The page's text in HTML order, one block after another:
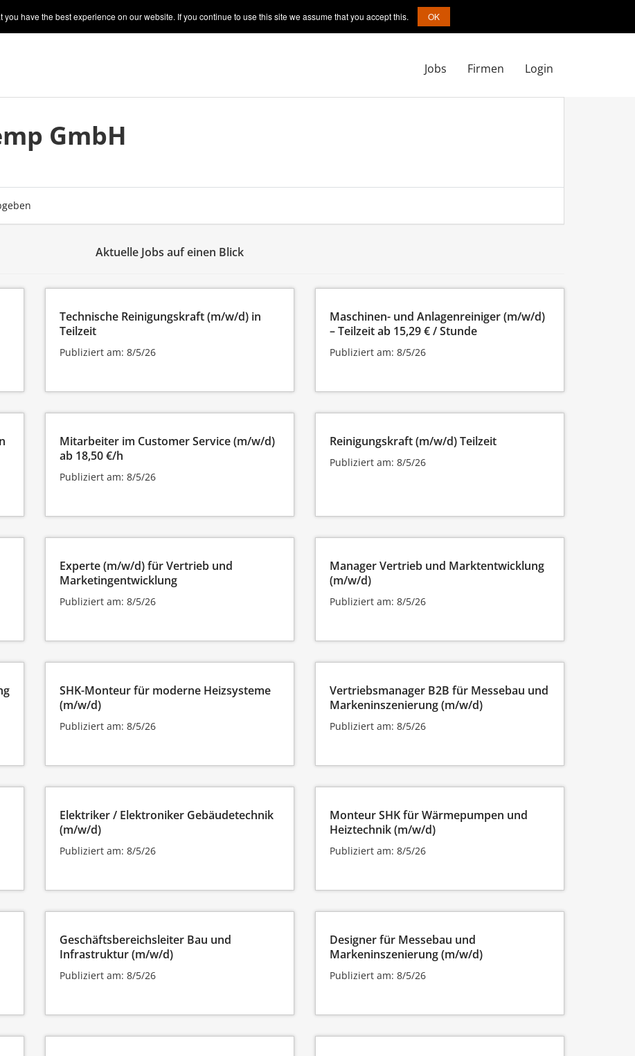
Login
Jobs Firmen
GmbH
Aktuelle Jobs auf einen Blick
Technische Reinigungskraft (m/w/d) in
Teilzeit
Publiziert am: 8/5/26
Maschinen- und Anlagenreiniger (m/w/d)
– Teilzeit ab 15,29 € / Stunde
Publiziert am: 8/5/26
Mitarbeiter im Customer Service (m/w/d)
ab 18,50 €/h
Publiziert am: 8/5/26
Reinigungskraft (m/w/d) Teilzeit
Publiziert am: 8/5/26
Experte (m/w/d) für Vertrieb und
Marketingentwicklung
Publiziert am: 8/5/26
Manager Vertrieb und Marktentwicklung
(m/w/d)
Publiziert am: 8/5/26
SHK-Monteur für moderne Heizsysteme
(m/w/d)
Publiziert am: 8/5/26
Vertriebsmanager B2B für Messebau und
Markeninszenierung (m/w/d)
Publiziert am: 8/5/26
Elektriker / Elektroniker Gebäudetechnik
(m/w/d)
Publiziert am: 8/5/26
Monteur SHK für Wärmepumpen und
Heiztechnik (m/w/d)
Publiziert am: 8/5/26
Geschäftsbereichsleiter Bau und
Infrastruktur (m/w/d)
Publiziert am: 8/5/26
Designer für Messebau und
Markeninszenierung (m/w/d)
Publiziert am: 8/5/26
you have the best experience on our website. If you continue to use this site we assume that you accept this. OK